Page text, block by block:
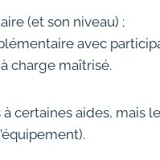
(et son niveau) ;
avec
charge maîtrisé.
certaines aides, mais